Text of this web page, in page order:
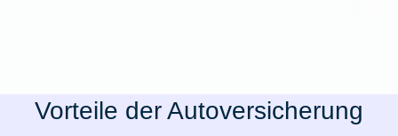
Vorteile der Autoversicherung